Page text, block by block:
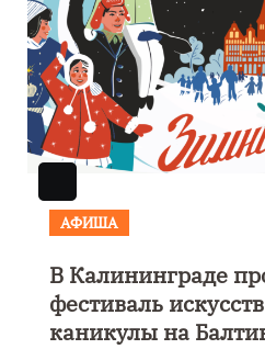
АФИША
В Калининграде
фестиваль
каникулы на